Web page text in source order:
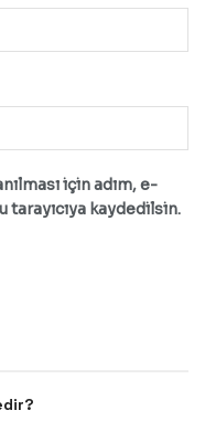
için adım, e-
kaydedilsin.